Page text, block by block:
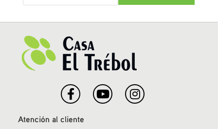
Atención al cliente